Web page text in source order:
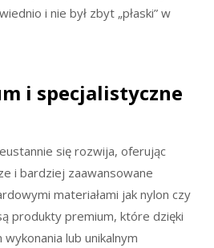
i nie był zbyt „płaski” w
i specjalistyczne
się rozwija, oferując
i bardziej zaawansowane
materiałami jak nylon czy
produkty premium, które dzięki
lub unikalnym